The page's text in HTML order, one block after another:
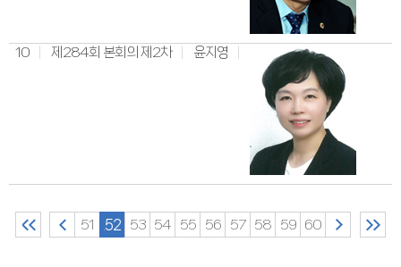
10 제284회 본회의 제2차 윤지영
51 52 53 54 55 56 57 58 59 60